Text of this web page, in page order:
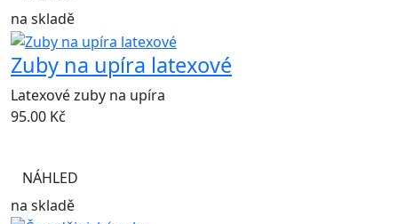
na skladě
Zuby na upíra latexové
Latexové zuby na upíra
95.00 Kč
NÁHLED
na skladě